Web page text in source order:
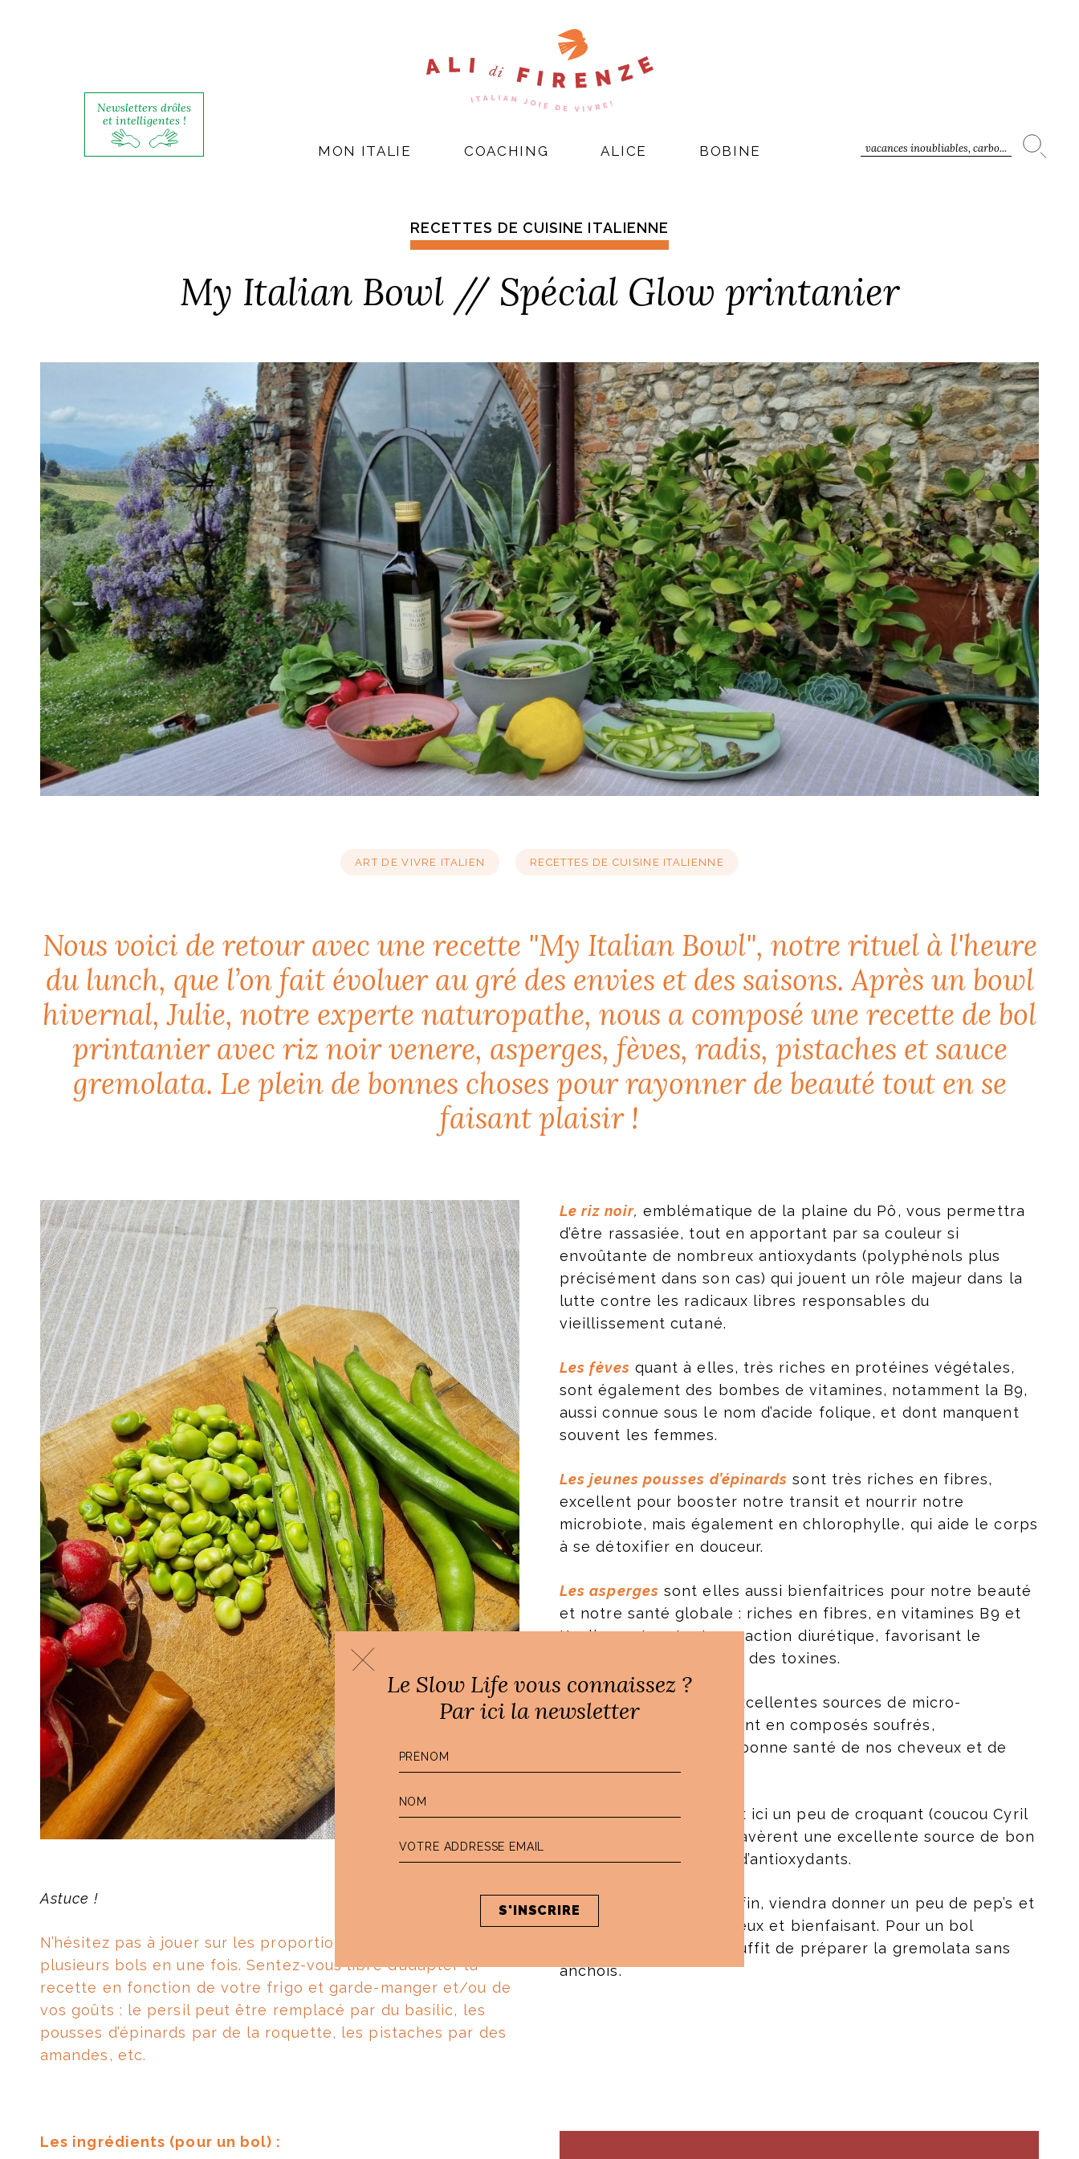
Newsletters drôles
et intelligentes !
vacances inoubliables, carbo...
MON ITALIE COACHING ALICE BOBINE
RECETTES DE CUISINE ITALIENNE
My Italian Bowl // Spécial Glow printanier
ART DE VIVRE ITALIEN RECETTES DE CUISINE ITALIENNE
Nous voici de retour avec une recette "My Italian Bowl", notre rituel à l'heure
du lunch, que l’on fait évoluer au gré des envies et des saisons. Après un bowl
hivernal, Julie, notre experte naturopathe, nous a composé une recette de bol
printanier avec riz noir venere, asperges, fèves, radis, pistaches et sauce
gremolata. Le plein de bonnes choses pour rayonner de beauté tout en se
faisant plaisir !
Astuce !
N’hésitez pas à jouer sur les proportions pour vous préparer
plusieurs bols en une fois.Sentez-vous libre d’adapter la
recette en fonction de votre frigo et garde-manger et/ou de
vos goûts : le persil peut être remplacé par du basilic, les
pousses d’épinards par de la roquette, les pistaches par des
amandes, etc.
Le riz noir, emblématique de la plaine du Pô, vous permettra
d’être rassasiée, tout en apportant par sa couleur si
envoûtante de nombreux antioxydants (polyphénols plus
précisément dans son cas) qui jouent un rôle majeur dans la
lutte contre les radicaux libres responsables du
vieillissement cutané.
Les fèves quant à elles, très riches en protéines végétales,
sont également des bombes de vitamines, notamment la B9,
aussi connue sous le nom d’acide folique, et dont manquent
souvent les femmes.
Les jeunes pousses d’épinards sont très riches en fibres,
excellent pour booster notre transit et nourrir notre
microbiote, mais également en chlorophylle, qui aide le corps
à se détoxifier en douceur.
Les asperges sont elles aussi bienfaitrices pour notre beauté
et notre santé globale : riches en fibres, en vitamines B9 et
K, elles ont surtout une action diurétique, favorisant le
drainage et l’élimination des toxines.
Les radis roses
sont d’excellentes sources de micro-
nutriments, et notamment en composés soufrés,
indispensables pour la bonne santé de nos cheveux et de
nos ongles.
Les pistachesapportent ici un peu de croquant (coucou Cyril
Lignac !) mais surtout s’avèrent une excellente source de bon
gras, de magnésium et d’antioxydants.
La sauce gremolata , enfin, viendra donner un peu de pep’s et
de relief à ce bol délicieux et bienfaisant. Pour un bol
totalement végétal, il suffit de préparer la gremolata sans
anchois.
Les ingrédients (pour un bol) :
Le Slow Life vous connaissez ?
Par ici la newsletter